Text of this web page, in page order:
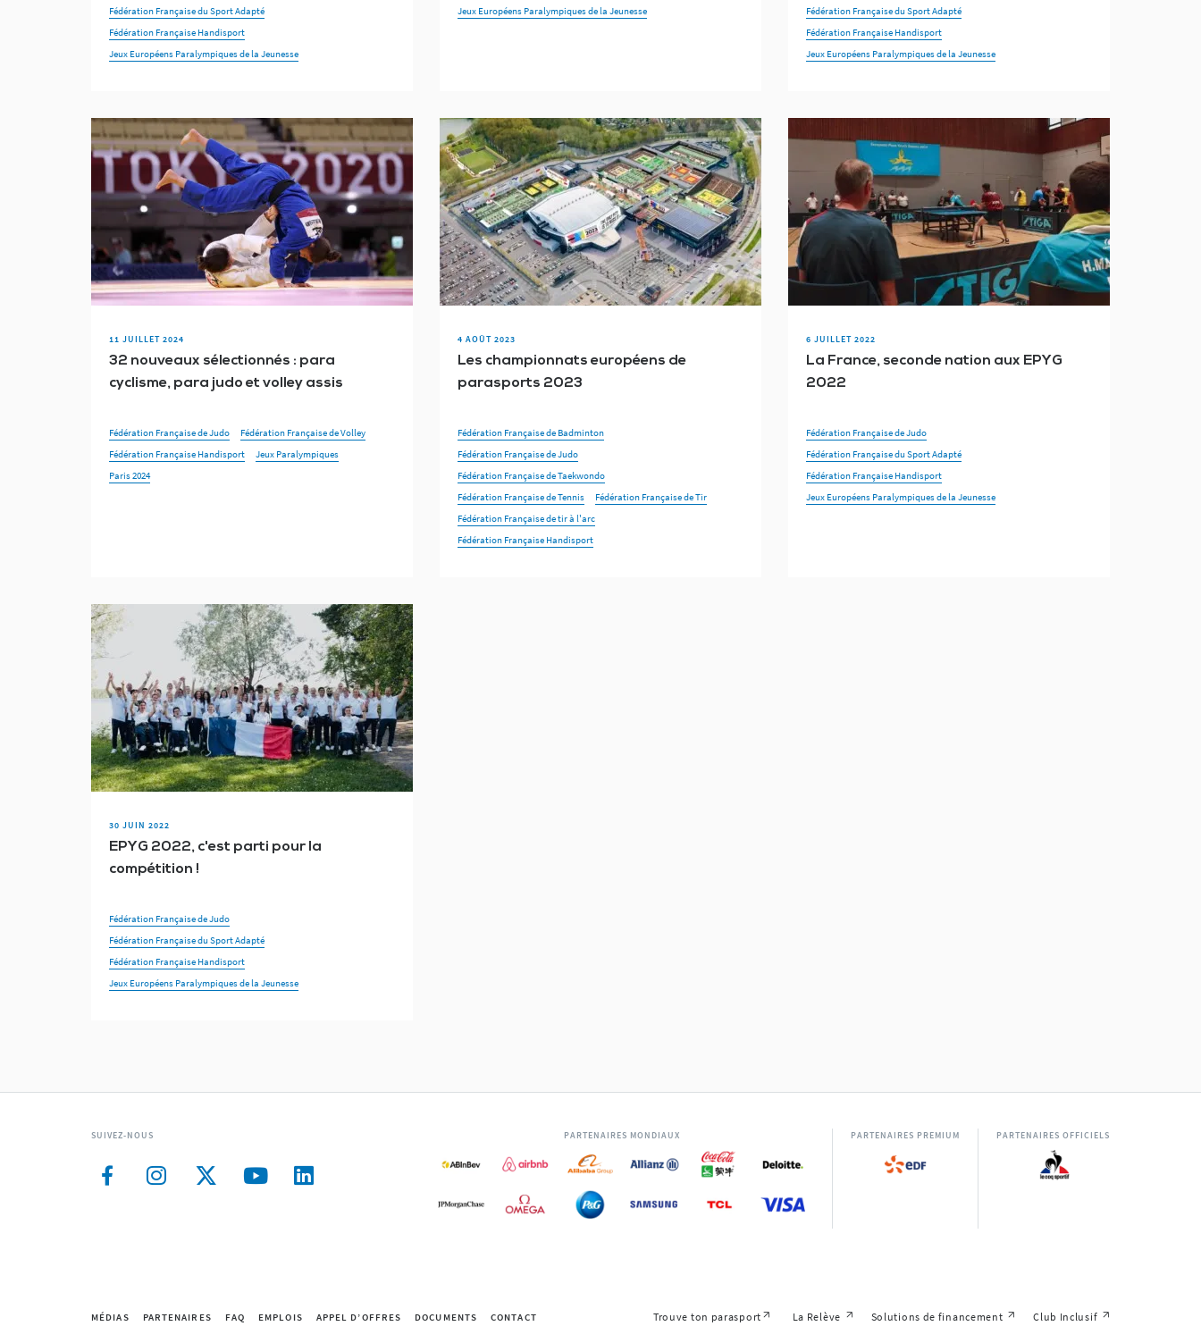
Fédération Française du Sport Adapté
Fédération Française Handisport
Jeux Européens Paralympiques de la Jeunesse
Jeux Européens Paralympiques de la Jeunesse
Fédération Française du Sport Adapté
Fédération Française Handisport
Jeux Européens Paralympiques de la Jeunesse
11 JUILLET 2024
32 nouveaux sélectionnés : para
cyclisme, para judo et volley assis
Fédération Française de Judo
Fédération Française de Volley
Fédération Française Handisport
Jeux Paralympiques
Paris 2024
4 AOÛT 2023
Les championnats européens de
parasports 2023
Fédération Française de Badminton
Fédération Française de Judo
Fédération Française de Taekwondo
Fédération Française de Tennis
Fédération Française de Tir
Fédération Française de tir à l'arc
Fédération Française Handisport
6 JUILLET 2022
La France, seconde nation aux EPYG
2022
Fédération Française de Judo
Fédération Française du Sport Adapté
Fédération Française Handisport
Jeux Européens Paralympiques de la Jeunesse
30 JUIN 2022
EPYG 2022, c'est parti pour la
compétition !
Fédération Française de Judo
Fédération Française du Sport Adapté
Fédération Française Handisport
Jeux Européens Paralympiques de la Jeunesse
SUIVEZ-NOUS PARTENAIRES MONDIAUX PARTENAIRES PREMIUM PARTENAIRES OFFICIELS
MÉDIAS PARTENAIRES FAQ EMPLOIS APPEL D’OFFRES DOCUMENTS CONTACT Trouve ton parasport La Relève Solutions de financement Club Inclusif